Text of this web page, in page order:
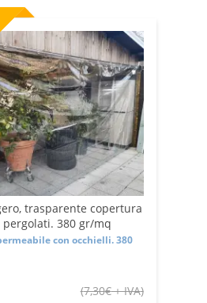
trasparente copertura
380 gr/mq
con occhielli. 380
(7,30€+ IVA)